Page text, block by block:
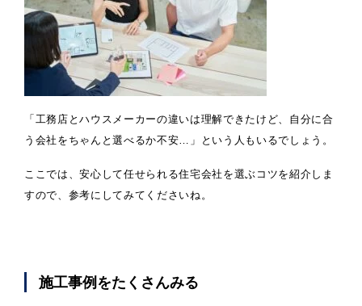
「工務店とハウスメーカーの違いは理解できたけど、自分に合
う会社をちゃんと選べるか不安…」という人もいるでしょう。
ここでは、安心して任せられる住宅会社を選ぶコツを紹介しま
すので、参考にしてみてくださいね。
施工事例をたくさんみる